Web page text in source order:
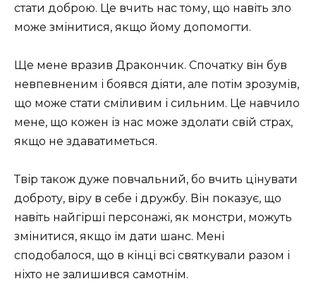
стати доброю. Це вчить нас тому, що навіть зло
може змінитися, якщо йому допомогти.
Ще мене вразив Дракончик. Спочатку він був
невпевненим і боявся діяти, але потім зрозумів,
що може стати сміливим і сильним. Це навчило
мене, що кожен із нас може здолати свій страх,
якщо не здаватиметься.
Твір також дуже повчальний, бо вчить цінувати
доброту, віру в себе і дружбу. Він показує, що
навіть найгірші персонажі, як монстри, можуть
змінитися, якщо їм дати шанс. Мені
сподобалося, що в кінці всі святкували разом і
ніхто не залишився самотнім.